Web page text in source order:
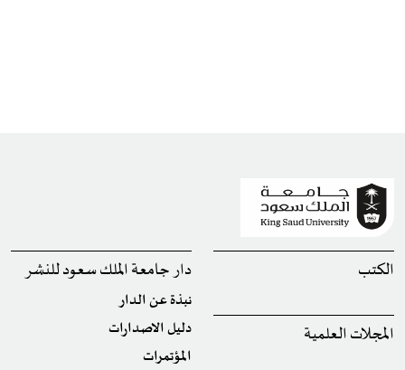
الكتب
المجلات العلمية
دار جامعة الملك سعود للنشر
نبذة عن الدار
دليل الاصدارات
المؤتمرات